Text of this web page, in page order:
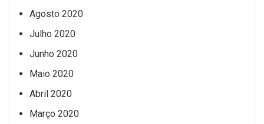
Agosto 2020
Julho 2020
Junho 2020
Maio 2020
Abril 2020
Março 2020